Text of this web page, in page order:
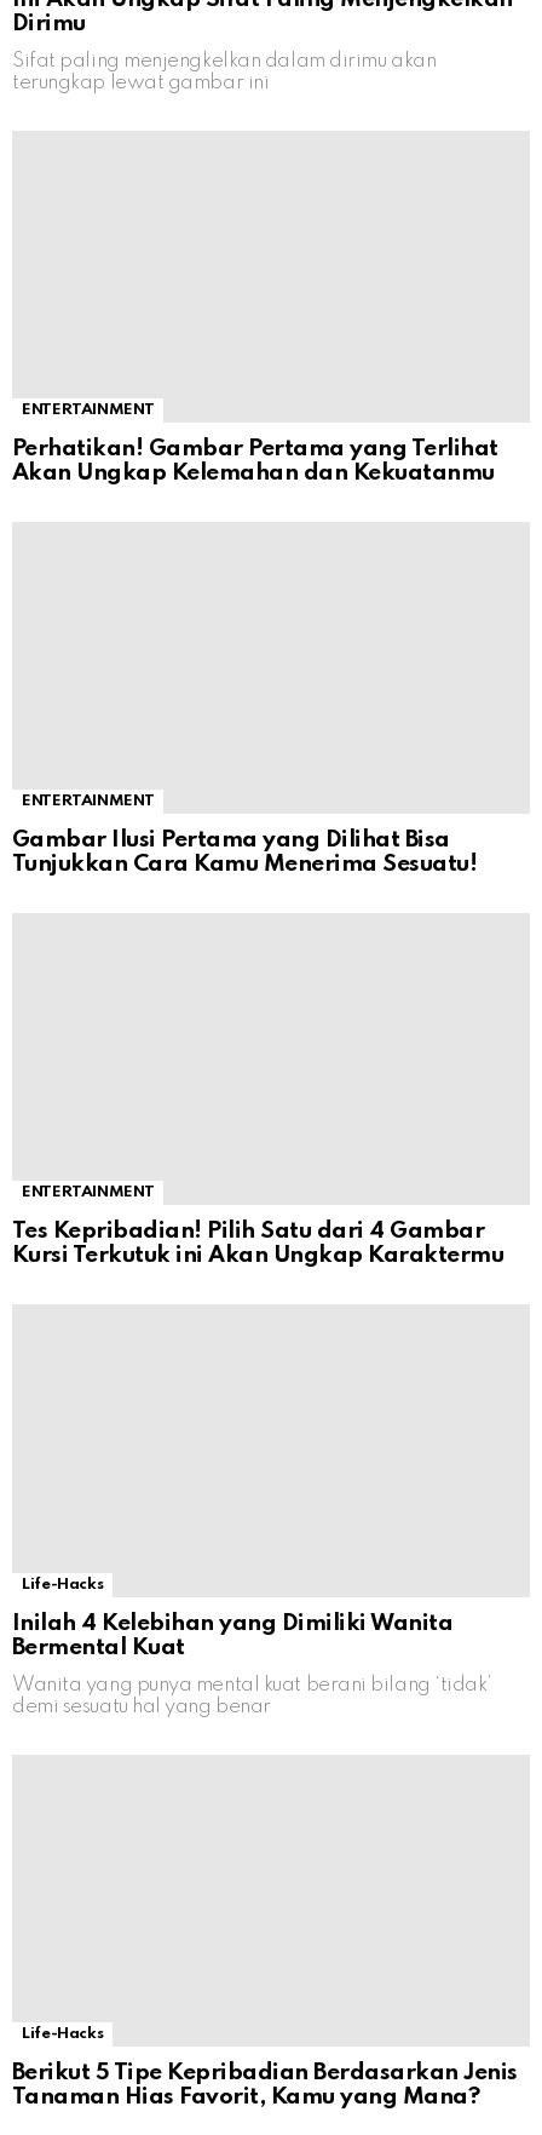
Dirimu
Sifat paling menjengkelkan dalam dirimu akan
terungkap lewat gambar ini
ENTERTAINMENT
Perhatikan! Gambar Pertama yang Terlihat
Akan Ungkap Kelemahan dan Kekuatanmu
ENTERTAINMENT
Gambar Ilusi Pertama yang Dilihat Bisa
Tunjukkan Cara Kamu Menerima Sesuatu!
ENTERTAINMENT
Tes Kepribadian! Pilih Satu dari 4 Gambar
Kursi Terkutuk ini Akan Ungkap Karaktermu
Life-Hacks
Inilah 4 Kelebihan yang Dimiliki Wanita
Bermental Kuat
Wanita yang punya mental kuat berani bilang ‘tidak’
demi sesuatu hal yang benar
Life-Hacks
Berikut 5 Tipe Kepribadian Berdasarkan Jenis
Tanaman Hias Favorit, Kamu yang Mana?